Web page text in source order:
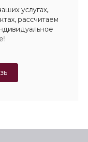
услугах,
рассчитаем